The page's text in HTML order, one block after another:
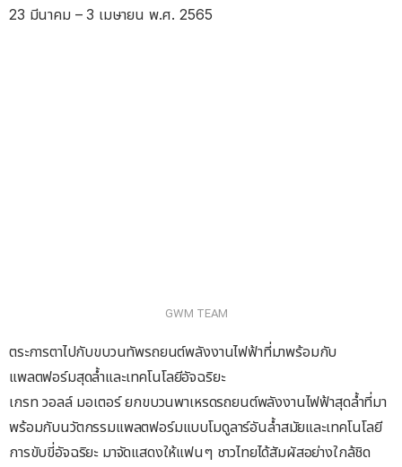
23 มีนาคม – 3 เมษายน พ.ศ. 2565
GWM TEAM
ตระการตาไปกับขบวนทัพรถยนต์พลังงานไฟฟ้าที่มาพร้อมกับ
แพลตฟอร์มสุดล้ำและเทคโนโลยีอัจฉริยะ
เกรท วอลล์ มอเตอร์ ยกขบวนพาเหรดรถยนต์พลังงานไฟฟ้าสุดล้ำที่มา
พร้อมกับนวัตกรรมแพลตฟอร์มแบบโมดูลาร์อันล้ำสมัยและเทคโนโลยี
การขับขี่อัจฉริยะ มาจัดแสดงให้แฟนๆ ชาวไทยได้สัมผัสอย่างใกล้ชิด